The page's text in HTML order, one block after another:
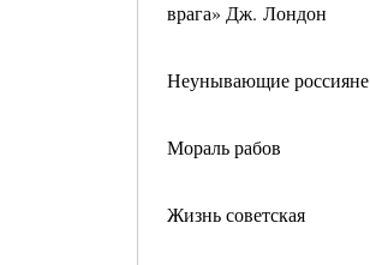
врага» Дж. Лондон
Неунывающие россияне
Мораль рабов
Жизнь советская